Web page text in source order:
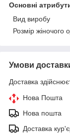
Основні
Вид виробу
Розмір жіночого
Умови
Доставка
Нова Пошта
Нова пошта
Доставка